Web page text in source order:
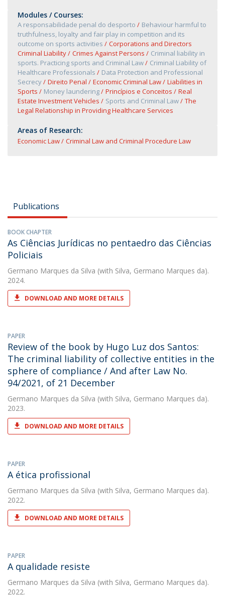
Modules / Courses:
A responsabilidade penal do desporto
Behaviour harmful to
truthfulness, loyalty and fair play in competition and its
outcome on sports activities
Corporations and Directors
Criminal Liability
Crimes Against Persons
Criminal liability in
sports. Practicing sports and Criminal Law
Criminal Liability of
Healthcare Professionals
Data Protection and Professional
Secrecy
Direito Penal Economic Criminal Law
Liabilities in
Sports
Money laundering Princípios e Conceitos
Real
Estate Investment Vehicles
Sports and Criminal Law
The
Legal Relationship in Providing Healthcare Services
Areas of Research:
Economic Law Criminal Law and Criminal Procedure Law
Publications
BOOK CHAPTER
As Ciências Jurídicas no pentaedro das Ciências
Policiais
Germano Marques da Silva (with Silva, Germano Marques da).
2024.
DOWNLOAD AND MORE DETAILS
PAPER
Review of the book by Hugo Luz dos Santos:
The criminal liability of collective entities in the
sphere of compliance / And after Law No.
94/2021, of 21 December
Germano Marques da Silva (with Silva, Germano Marques da).
2023.
DOWNLOAD AND MORE DETAILS
PAPER
A ética profissional
Germano Marques da Silva (with Silva, Germano Marques da).
2022.
DOWNLOAD AND MORE DETAILS
PAPER
A qualidade resiste
Germano Marques da Silva (with Silva, Germano Marques da).
2022.